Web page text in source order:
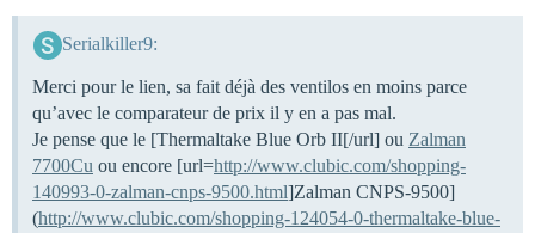
Serialkiller9:
Merci pour le lien, sa fait déjà des ventilos en moins parce
qu’avec le comparateur de prix il y en a pas mal.
Je pense que le [Thermaltake Blue Orb II[/url] ou Zalman
7700Cu ou encore [url=http://www.clubic.com/shopping-
140993-0-zalman-cnps-9500.html]Zalman CNPS-9500]
(http://www.clubic.com/shopping-124054-0-thermaltake-blue-